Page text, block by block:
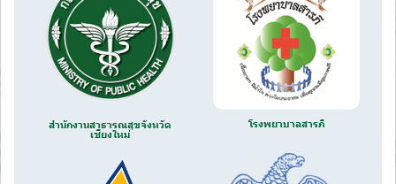
สำนักงานสาธารณสุขจังหวัด
เชียงใหม่
โรงพยาบาลสารภี